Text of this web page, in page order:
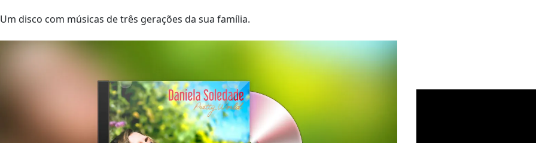
Um disco com músicas de três gerações da sua família.